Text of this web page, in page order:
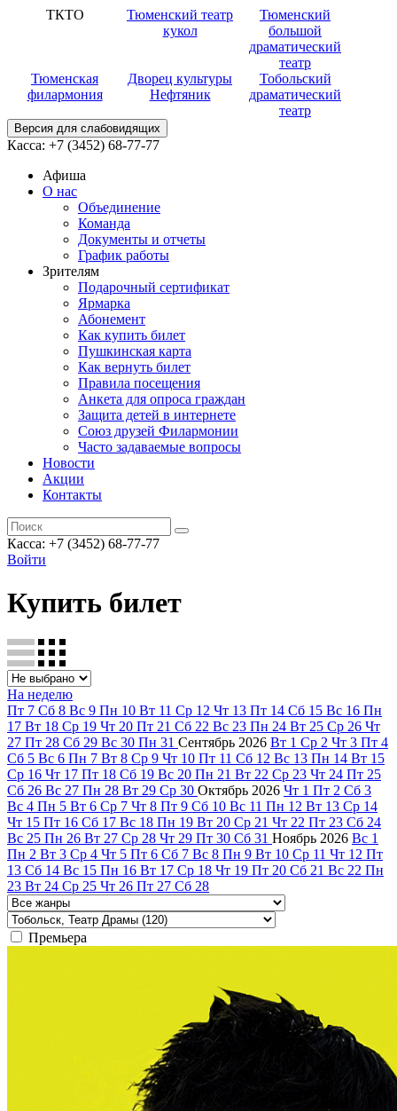
ТКТО
Тюменский театр
кукол
Тюменский
большой
драматический
театр
Тюменская
филармония
Дворец культуры
Нефтяник
Тобольский
драматический
театр
Версия для слабовидящих
Касса: +7 (3452) 68-77-77
Афиша
О нас
Объединение
Команда
Документы и отчеты
График работы
Зрителям
Подарочный сертификат
Ярмарка
Абонемент
Как купить билет
Пушкинская карта
Как вернуть билет
Правила посещения
Анкета для опроса граждан
Защита детей в интернете
Союз друзей Филармонии
Часто задаваемые вопросы
Новости
Акции
Контакты
Касса: +7 (3452) 68-77-77
Войти
Купить билет
На неделю
Пт 7 Сб 8 Вс 9 Пн 10 Вт 11 Ср 12 Чт 13 Пт 14 Сб 15 Вс 16 Пн
17 Вт 18 Ср 19 Чт 20 Пт 21 Сб 22 Вс 23 Пн 24 Вт 25 Ср 26 Чт
27 Пт 28 Сб 29 Вс 30 Пн 31 Сентябрь 2026 Вт 1 Ср 2 Чт 3 Пт 4
Сб 5 Вс 6 Пн 7 Вт 8 Ср 9 Чт 10 Пт 11 Сб 12 Вс 13 Пн 14 Вт 15
Ср 16 Чт 17 Пт 18 Сб 19 Вс 20 Пн 21 Вт 22 Ср 23 Чт 24 Пт 25
Сб 26 Вс 27 Пн 28 Вт 29 Ср 30 Октябрь 2026 Чт 1 Пт 2 Сб 3
Вс 4 Пн 5 Вт 6 Ср 7 Чт 8 Пт 9 Сб 10 Вс 11 Пн 12 Вт 13 Ср 14
Чт 15 Пт 16 Сб 17 Вс 18 Пн 19 Вт 20 Ср 21 Чт 22 Пт 23 Сб 24
Вс 25 Пн 26 Вт 27 Ср 28 Чт 29 Пт 30 Сб 31 Ноябрь 2026 Вс 1
Пн 2 Вт 3 Ср 4 Чт 5 Пт 6 Сб 7 Вс 8 Пн 9 Вт 10 Ср 11 Чт 12 Пт
13 Сб 14 Вс 15 Пн 16 Вт 17 Ср 18 Чт 19 Пт 20 Сб 21 Вс 22 Пн
23 Вт 24 Ср 25 Чт 26 Пт 27 Сб 28
Премьера